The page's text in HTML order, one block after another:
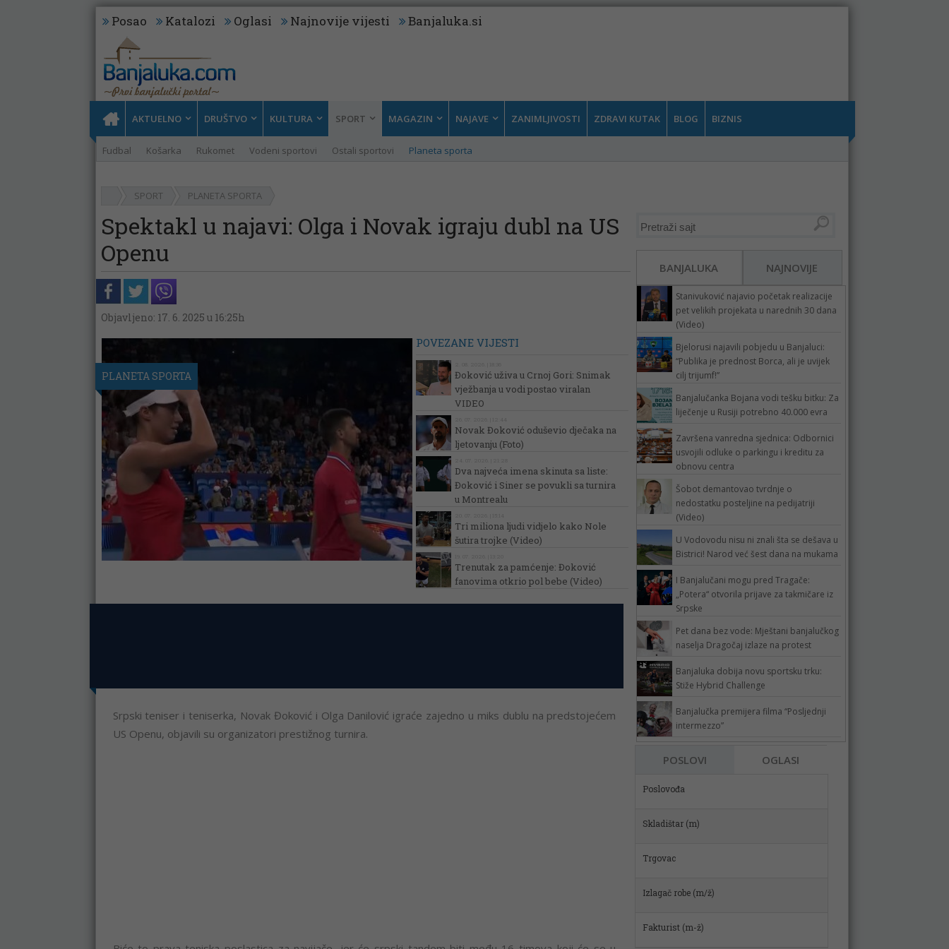
Posao Katalozi Oglasi Najnovije vijesti Banjaluka.si
AKTUELNO DRUŠTVO KULTURA SPORT
Fudbal Košarka Rukomet Vodeni sportovi Ostali sportovi Planeta sporta
MAGAZIN NAJAVE ZANIMLJIVOSTI ZDRAVI KUTAK BLOG BIZNIS
SPORT PLANETA SPORTA
Spektakl u najavi: Olga i Novak igraju dubl na US
Openu
Objavljeno: 17. 6. 2025 u 16:25h
PLANETA SPORTA
POVEZANE VIJESTI
Đoković uživa u Crnoj Gori: Snimak
vježbanja u vodi postao viralan
VIDEO
Novak Đoković oduševio dječaka na
ljetovanju (Foto)
Dva najveća imena skinuta sa liste:
Đoković i Siner se povukli sa turnira
u Montrealu
Tri miliona ljudi vidjelo kako Nole
šutira trojke (Video)
Trenutak za pamćenje: Đoković
fanovima otkrio pol bebe (Video)
Srpski teniser i teniserka, Novak Đoković i Olga Danilović igraće zajedno u miks dublu na predstojećem
US Openu, objavili su organizatori prestižnog turnira.
BANJALUKA NAJNOVIJE
Stanivuković najavio početak realizacije
pet velikih projekata u narednih 30 dana
(Video)
Bjelorusi najavili pobjedu u Banjaluci:
“Publika je prednost Borca, ali je uvijek
cilj trijumf!”
Banjalučanka Bojana vodi tešku bitku: Za
liječenje u Rusiji potrebno 40.000 evra
Završena vanredna sjednica: Odbornici
usvojili odluke o parkingu i kreditu za
obnovu centra
Šobot demantovao tvrdnje o
nedostatku posteljine na pedijatriji
(Video)
U Vodovodu nisu ni znali šta se dešava u
Bistrici! Narod već šest dana na mukama
I Banjalučani mogu pred Tragače:
„Potera“ otvorila prijave za takmičare iz
Srpske
Pet dana bez vode: Mještani banjalučkog
naselja Dragočaj izlaze na protest
Banjaluka dobija novu sportsku trku:
Stiže Hybrid Challenge
Banjalučka premijera filma “Posljednji
intermezzo”
POSLOVI OGLASI
Skladištar (m)
Trgovac
Izlagač robe (m/ž)
Fakturist (m-ž)
VOZAČ MIKSERA (m/ž)